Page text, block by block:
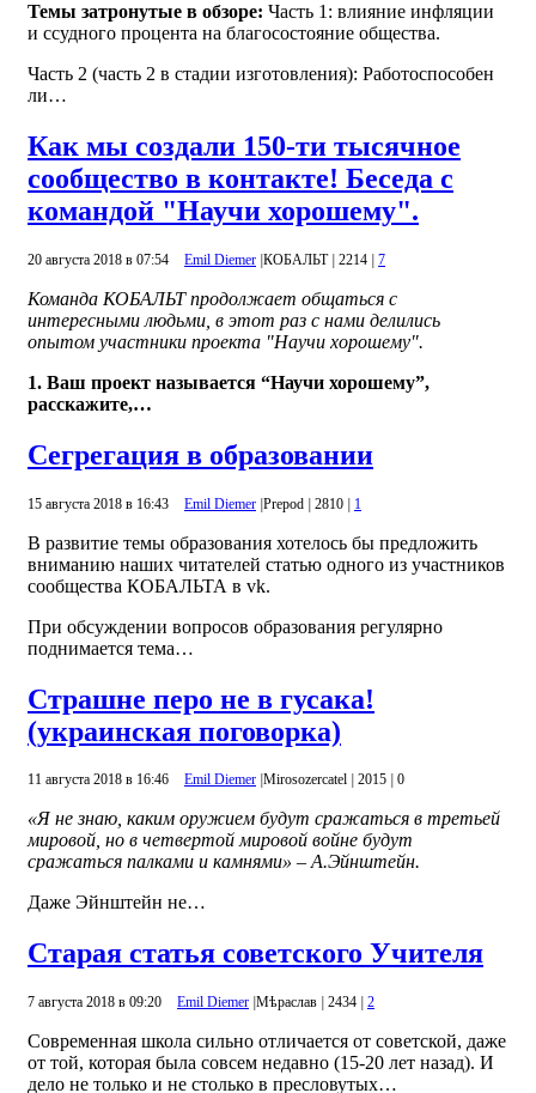
Темы затронутые в обзоре: Часть 1: влияние инфляции
и ссудного процента на благосостояние общества.
Часть 2 (часть 2 в стадии изготовления): Работоспособен
ли…
Как мы создали 150-ти тысячное
сообщество в контакте! Беседа с
командой "Научи хорошему".
20 августа 2018 в 07:54 Emil Diemer |КОБАЛЬТ | 2214 | 7
Команда КОБАЛЬТ продолжает общаться с
интересными людьми, в этот раз с нами делились
опытом участники проекта "Научи хорошему".
1. Ваш проект называется “Научи хорошему”,
расскажите,…
Сегрегация в образовании
15 августа 2018 в 16:43 Emil Diemer |Prepod | 2810 | 1
В развитие темы образования хотелось бы предложить
вниманию наших читателей статью одного из участников
сообщества КОБАЛЬТА в vk.
При обсуждении вопросов образования регулярно
поднимается тема…
Страшне перо не в гусака!
(украинская поговорка)
11 августа 2018 в 16:46 Emil Diemer Mirosozercatel 2015 0
«Я не знаю, каким оружием будут сражаться в третьей
мировой, но в четвертой мировой войне будут
сражаться палками и камнями» – А.Эйнштейн.
Даже Эйнштейн не…
Старая статья советского Учителя
7 августа 2018 в 09:20 Emil Diemer Mѣраслав 2434 2
Современная школа сильно отличается от советской, даже
от той, которая была совсем недавно (15-20 лет назад). И
дело не только и не столько в пресловутых…